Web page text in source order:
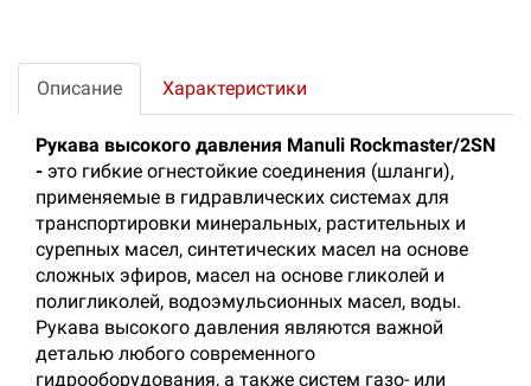
Описание Характеристики
Рукава высокого давления Manuli Rockmaster/2SN
- это гибкие огнестойкие соединения (шланги),
применяемые в гидравлических системах для
транспортировки минеральных, растительных и
сурепных масел, синтетических масел на основе
сложных эфиров, масел на основе гликолей и
полигликолей, водоэмульсионных масел, воды.
Рукава высокого давления являются важной
деталью любого современного
гидрооборудования, а также систем газо- или